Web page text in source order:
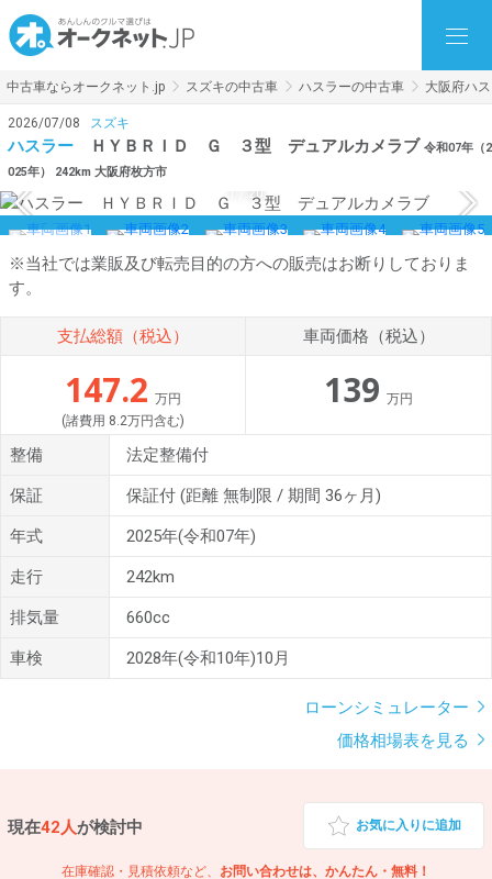
中古車ならオークネット.jp スズキの中古車 ハスラーの中古車 大阪府ハ
2026/07/08 スズキ
ハスラー ＨＹＢＲＩＤ Ｇ ３型 デュアルカメラブ 令和07年（2
025年） 242km 大阪府枚方市
20
※当社では業販及び転売目的の方への販売はお断りしておりま
す。
支払総額（税込）
147.2 万円
(諸費用 8.2万円含む)
車両価格（税込）
139 万円
整備 法定整備付
保証 保証付 (距離 無制限 / 期間 36ヶ月)
年式 2025年(令和07年)
走行 242km
排気量 660cc
車検 2028年(令和10年)10月
ローンシミュレーター
価格相場表を見る
現在42人が検討中 お気に入りに追加
在庫確認・見積依頼など、 お問い合わせは、かんたん・無料！